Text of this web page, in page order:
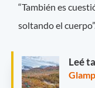
“También es
soltando el
Leé